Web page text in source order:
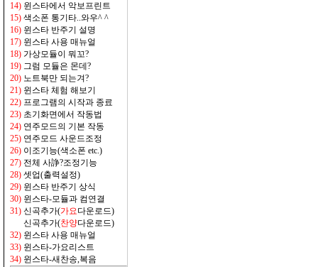
14) 윈스타에서 악보프린트
15) 색소폰 통기타..와우^ ^
16) 윈스타 반주기 설명
17) 윈스타 사용 매뉴얼
18) 가상모듈이 뭐꼬?
19) 그럼 모듈은 몬데?
20) 노트북만 되는겨?
21) 윈스타 체험 해보기
22) 프로그램의 시작과 종료
23) 초기화면에서 작동법
24) 연주모드의 기본 작동
25) 연주모드 사운드조정
26) 이조기능(색소폰 etc.)
27) 전체 사諍?조정기능
28) 셋업(출력설정)
29) 윈스타 반주기 상식
30) 윈스타-모듈과 컴연결
31) 신곡추가(가요다운로드)
신곡추가(찬양다운로드)
32) 윈스타 사용 매뉴얼
33) 윈스타-가요리스트
34) 윈스타-새찬송,복음